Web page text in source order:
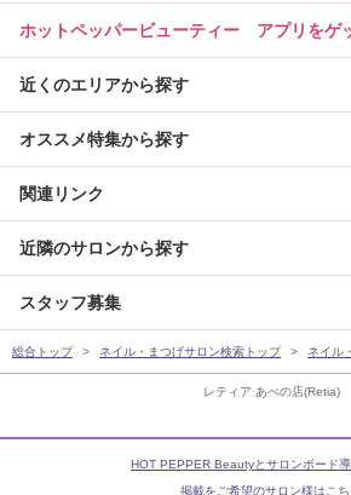
レティア あべの店(Retia)
ホットペッパービューティー アプリをゲ
近くのエリアから探す
オススメ特集から探す
関連リンク
近隣のサロンから探す
スタッフ募集
総合トップ ネイル・まつげサロン検索トップ ネイル
HOT PEPPER Beautyとサロンボード
掲載をご希望のサロン様はこち